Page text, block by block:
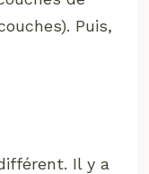
Puis,
Il y a